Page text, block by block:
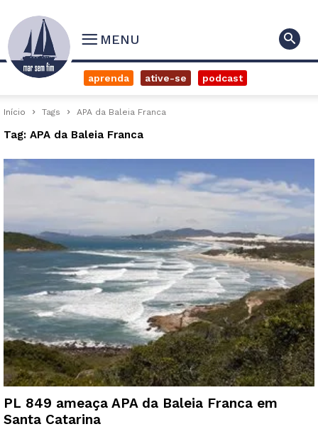
MENU
aprenda ative-se podcast
Início Tags APA da Baleia Franca
Tag: APA da Baleia Franca
PL 849 ameaça APA da Baleia Franca em
Santa Catarina